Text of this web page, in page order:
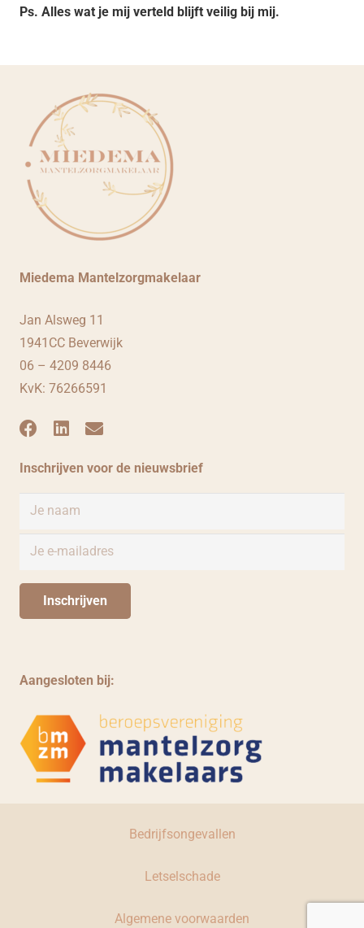
Ps. Alles wat je mij verteld blijft veilig bij mij.
Miedema Mantelzorgmakelaar
Jan Alsweg 11
1941CC Beverwijk
06 – 4209 8446
KvK: 76266591
Inschrijven voor de nieuwsbrief
Aangesloten bij:
Bedrijfsongevallen
Letselschade
Algemene voorwaarden